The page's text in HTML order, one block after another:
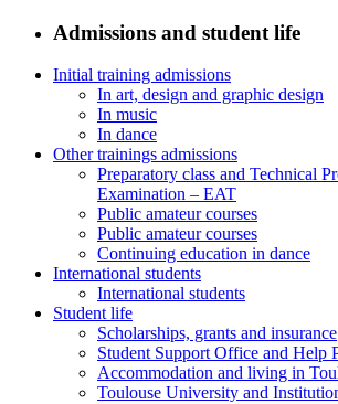
Admissions and student life
Initial training admissions
In art, design and graphic design
In music
In dance
Other trainings admissions
Preparatory class and Technical
Examination – EAT
Public amateur courses
Public amateur courses
Continuing education in dance
International students
International students
Student life
Scholarships, grants and insurance
Student Support Office and Help
Accommodation and living in
Toulouse University and